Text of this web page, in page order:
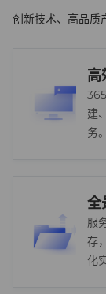
创新技术、高品质
高
建
务。
全
服
存
化